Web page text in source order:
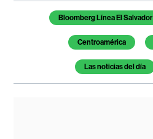
Temas de este artículo
Bloomberg Línea El Salvador
Centroamérica
Las noticias del día